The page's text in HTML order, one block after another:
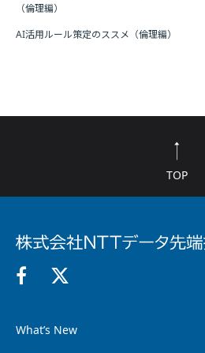
（倫理編）
AI活用ルール策定のススメ（倫理編）
TOP
What’s New